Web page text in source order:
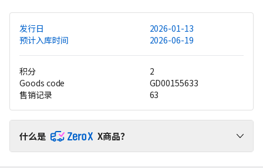
发行日
2026-01-13
预计入库时间
2026-06-19
积分
2
Goods code
GD00155633
售销记录
63
什么是 X商品？